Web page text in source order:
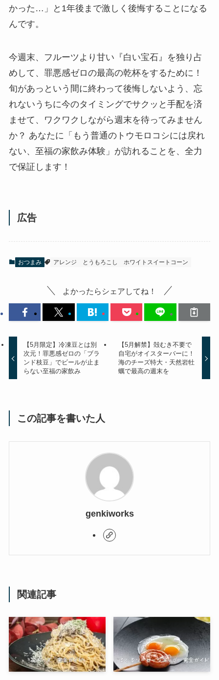
かった…」と1年後まで激しく後悔することになる
んです。
今週末、フルーツより甘い『白い宝石』を独り占
めして、罪悪感ゼロの最高の乾杯をするために！
旬があっという間に終わって後悔しないよう、忘
れないうちに今のタイミングでサクッと手配を済
ませて、ワクワクしながら週末を待ってみません
か？ あなたに「もう普通のトウモロコシには戻れ
ない、至福の家飲み体験」が訪れることを、全力
で保証します！
広告
おつまみ アレンジ とうもろこし ホワイトスイートコーン
よかったらシェアしてね！
【5月限定】冷凍豆とは別
次元！罪悪感ゼロの「ブラ
ンド枝豆」でビールが止ま
らない至福の家飲み
【5月解禁】殻むき不要で
自宅がオイスターバーに！
海のチーズ特大・天然岩牡
蠣で最高の週末を
この記事を書いた人
genkiworks
関連記事